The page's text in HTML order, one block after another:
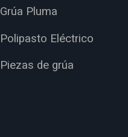
Grúa Pluma
Polipasto Eléctrico
Piezas de grúa